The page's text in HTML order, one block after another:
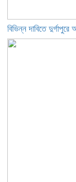
বিভিন্ন দাবিতে